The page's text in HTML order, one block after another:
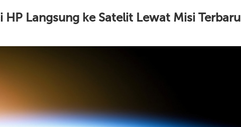
Langsung ke Satelit Lewat Misi Terbaru